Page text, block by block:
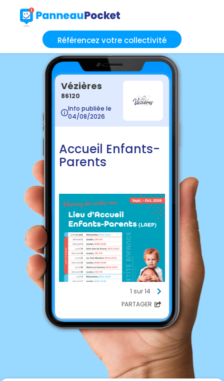
Référencez votre collectivité
Vézières
86120
Info publiée le
04/08/2026
Accueil Enfants-
Parents
1 sur 14
PARTAGER